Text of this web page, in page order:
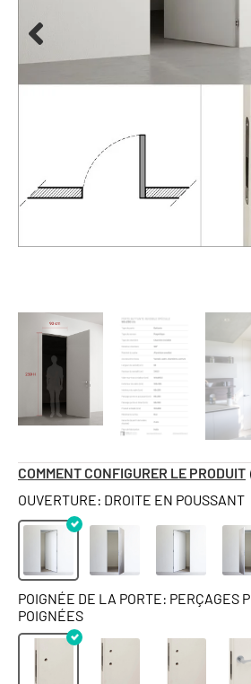
COMMENT CONFIGURER LE PRODUIT
OUVERTURE: DROITE EN POUSSANT
POIGNÉE DE LA PORTE: PERÇAGES
POIGNÉES